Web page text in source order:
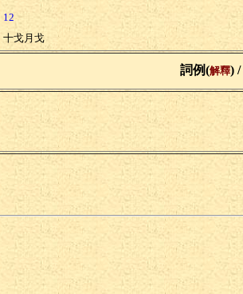
12
十戈月戈
詞例(解釋) /